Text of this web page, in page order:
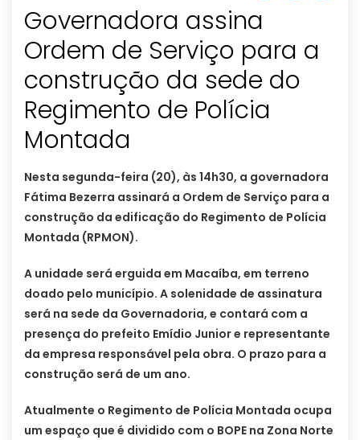
Governadora assina
Ordem de Serviço para a
construção da sede do
Regimento de Polícia
Montada
Nesta segunda-feira (20), às 14h30, a governadora
Fátima Bezerra assinará a Ordem de Serviço para a
construção da edificação do Regimento de Polícia
Montada (RPMON).
A unidade será erguida em Macaíba, em terreno
doado pelo município. A solenidade de assinatura
será na sede da Governadoria, e contará com a
presença do prefeito Emídio Junior e representante
da empresa responsável pela obra. O prazo para a
construção será de um ano.
Atualmente o Regimento de Polícia Montada ocupa
um espaço que é dividido com o BOPE na Zona Norte